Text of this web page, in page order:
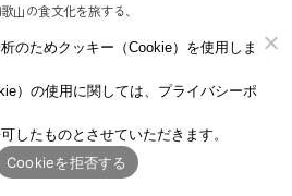
山の食文化を旅する、
水産政策局 食品流通課
原通一丁目1番地
のためクッキー（Cookie）を使用しま
）の使用に関しては、プライバシーポ
したものとさせていただきます。
Cookieを拒否する